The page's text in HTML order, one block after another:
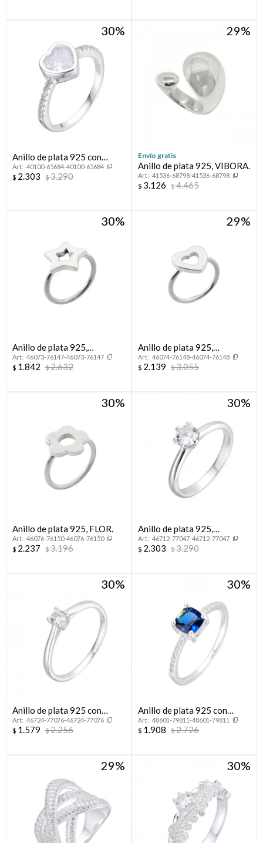
30
Anillo de plata 925 con
circonias.
40100-65684-40100-65684
$ 2.303 $3.290
29
Envío gratis
Anillo de plata 925, VIBORA.
41536-68798-41536-68798
$ 3.126 $4.465
30
Anillo de plata 925,
ESTRELLA.
46073-76147-46073-76147
$ 1.842 $2.632
29
Anillo de plata 925,
CORAZON.
46074-76148-46074-76148
$ 2.139 $3.055
30
Anillo de plata 925, FLOR.
46076-76150-46076-76150
$ 2.237 $3.196
30
Anillo de plata 925,
CINTILLO.
46712-77047-46712-77047
$ 2.303 $3.290
30
Anillo de plata 925 con
circonia, CINTILLO.
46724-77076-46724-77076
$ 1.579 $2.256
30
Anillo de plata 925 con
circonias.
48601-79811-48601-79811
$ 1.908 $2.726
29 30